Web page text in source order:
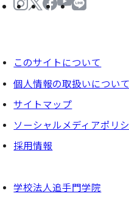
このサイトについて
個⼈情報の取扱いについて
サイトマップ
ソーシャルメディアポリ
採⽤情報
学校法人追手門学院